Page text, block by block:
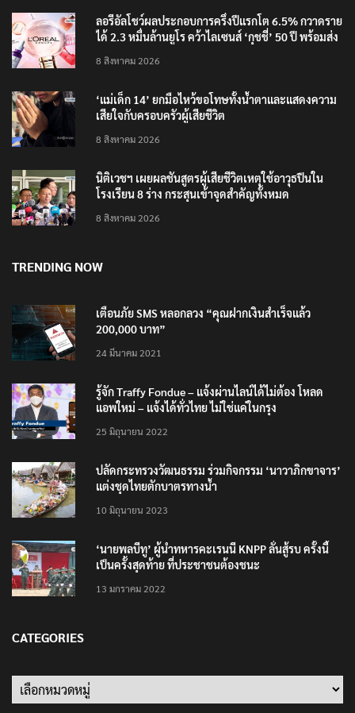
ลอรีอัลโชว์ผลประกอบการครึ่งปีแรกโต 6.5% กวาดราย
ได้ 2.3 หมื่นล้านยูโร คว้าไลเซนส์ ‘กุชชี่’ 50 ปี พร้อมส่ง
8 สิงหาคม 2026
‘แม่เด็ก 14’ ยกมือไหว้ขอโทษทั้งน้ำตาและแสดงความ
เสียใจกับครอบครัวผู้เสียชีวิต
8 สิงหาคม 2026
นิติเวชฯ เผยผลชันสูตรผู้เสียชีวิตเหตุใช้อาวุธปืนใน
โรงเรียน 8 ร่าง กระสุนเข้าจุดสำคัญทั้งหมด
8 สิงหาคม 2026
TRENDING NOW
เตือนภัย SMS หลอกลวง “คุณฝากเงินสำเร็จแล้ว
200,000 บาท”
24 มีนาคม 2021
รู้จัก Traffy Fondue – แจ้งผ่านไลน์ได้ไม่ต้อง โหลด
แอพใหม่ – แจ้งได้ทั่วไทย ไม่ใช่แค่ในกรุง
25 มิถุนายน 2022
ปลัดกระทรวงวัฒนธรรม ร่วมกิจกรรม ‘นาวาภิกขาจาร’
แต่งชุดไทยตักบาตรทางน้ำ
10 มิถุนายน 2023
‘นายพลบีทู’ ผู้นำทหารคะเรนนี KNPP ลั่นสู้รบ ครั้งนี้
เป็นครั้งสุดท้าย ที่ประชาชนต้องชนะ
13 มกราคม 2022
CATEGORIES
Categories